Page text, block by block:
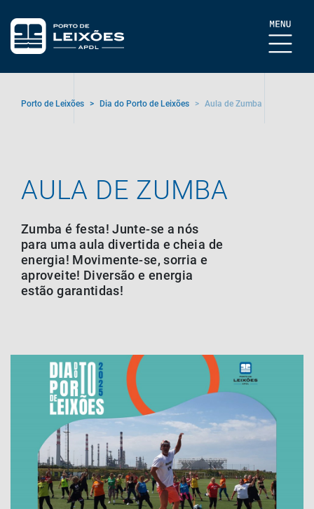
Porto de Leixões > Dia do Porto de Leixões > Aula de Zumba
AULA DE ZUMBA
Zumba é festa! Junte-se a nós
para uma aula divertida e cheia de
energia! Movimente-se, sorria e
aproveite! Diversão e energia
estão garantidas!